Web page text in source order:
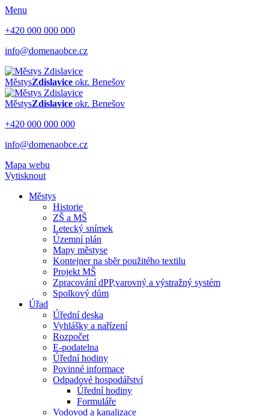
Menu
+420 000 000 000
info@domenaobce.cz
MěstysZdislavice okr. Benešov
MěstysZdislavice okr. Benešov
+420 000 000 000
info@domenaobce.cz
Mapa webu
Vytisknout
Městys
Historie
ZŠ a MŠ
Letecký snímek
Územní plán
Mapy městyse
Kontejner na sběr použitého textilu
Projekt MŠ
Zpracování dPP,varovný a výstražný systém
Spolkový dům
Úřad
Úřední deska
Vyhlášky a nařízení
Rozpočet
E-podatelna
Úřední hodiny
Povinné informace
Odpadové hospodářství
Úřední hodiny
Formuláře
Vodovod a kanalizace